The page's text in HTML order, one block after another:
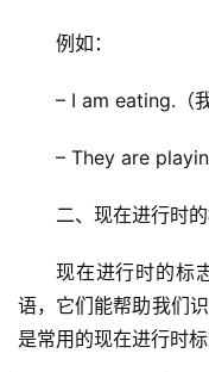
例如：
– I am eating.（
– They are
二、现在进行时
现在进行时的标
语，它们能帮助我们
是常用的现在进行时标